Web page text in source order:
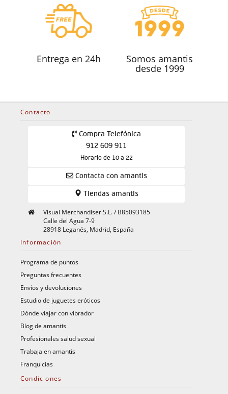
Entrega en 24h Somos amantis
desde 1999
Contacto
Compra Telefónica
912 609 911
Horario de 10 a 22
Contacta con amantis
Tiendas amantis
Visual Merchandiser S.L. / B85093185
Calle del Agua 7-9
28918 Leganés, Madrid, España
Información
Programa de puntos
Preguntas frecuentes
Envíos y devoluciones
Estudio de juguetes eróticos
Dónde viajar con vibrador
Blog de amantis
Profesionales salud sexual
Trabaja en amantis
Franquicias
Condiciones